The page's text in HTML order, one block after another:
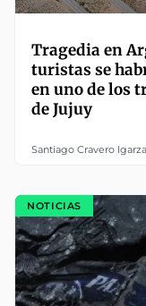
Tragedia en
turistas se
en uno de los
de Jujuy
Santiago Cravero Igarza
NOTICIAS